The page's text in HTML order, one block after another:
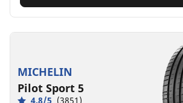
MICHELIN
Pilot Sport 5
4.8/5 (3851)